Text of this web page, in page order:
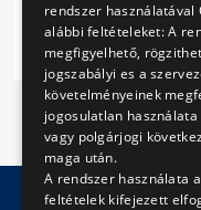
rendszer használatával
alábbi feltételeket: A
megfigyelhető,
jogszabályi es a
követelményeinek
jogosulatlan
vagy polgárjogi
maga után.
A rendszer használata
feltételek kifejezett